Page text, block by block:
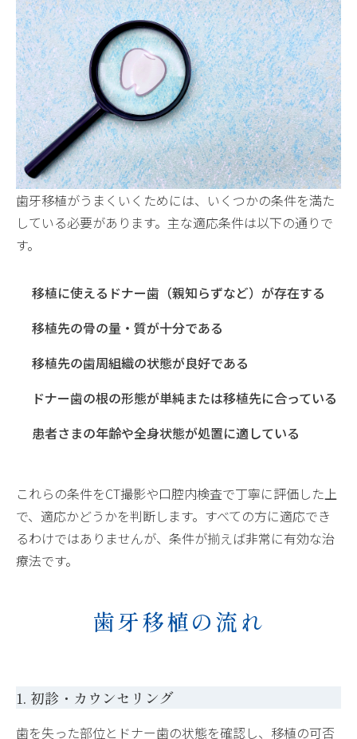
歯牙移植がうまくいくためには、いくつかの条件を満た
している必要があります。主な適応条件は以下の通りで
す。
移植に使えるドナー歯（親知らずなど）が存在する
移植先の骨の量・質が十分である
移植先の歯周組織の状態が良好である
ドナー歯の根の形態が単純または移植先に合っている
患者さまの年齢や全身状態が処置に適している
これらの条件をCT撮影や口腔内検査で丁寧に評価した上
で、適応かどうかを判断します。すべての方に適応でき
るわけではありませんが、条件が揃えば非常に有効な治
療法です。
歯牙移植の流れ
1. 初診・カウンセリング
歯を失った部位とドナー歯の状態を確認し、移植の可否